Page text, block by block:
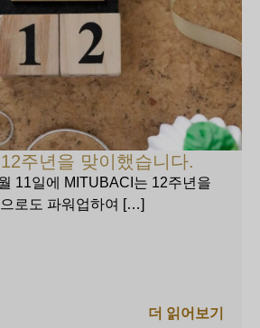
주년을 맞이했습니다.
11일에 MITUBACI는 12주년을
로도 파워업하여 […]
더 읽어보기